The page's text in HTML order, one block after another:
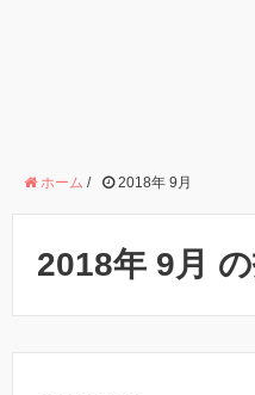
ホーム / 2018年 9月
2018年 9月